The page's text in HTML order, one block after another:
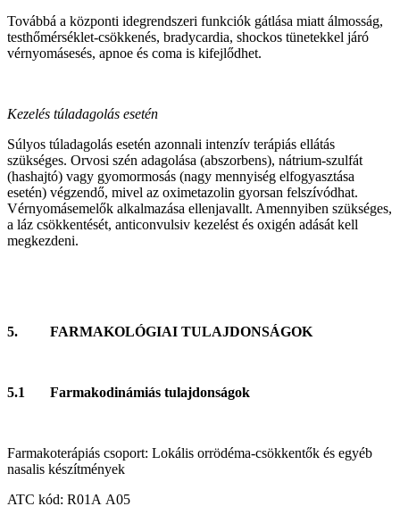
Továbbá a központi idegrendszeri funkciók gátlása miatt álmosság,
testhőmérséklet‑csökkenés, bradycardia, shockos tünetekkel járó
vérnyomásesés, apnoe és coma is kifejlődhet.
Kezelés túladagolás esetén
Súlyos túladagolás esetén azonnali intenzív terápiás ellátás
szükséges. Orvosi szén adagolása (abszorbens), nátrium-szulfát
(hashajtó) vagy gyomormosás (nagy mennyiség elfogyasztása
esetén) végzendő, mivel az oximetazolin gyorsan felszívódhat.
Vérnyomásemelők alkalmazása ellenjavallt. Amennyiben szükséges,
a láz csökkentését, anticonvulsiv kezelést és oxigén adását kell
megkezdeni.
5. FARMAKOLÓGIAI TULAJDONSÁGOK
5.1 Farmakodinámiás tulajdonságok
Farmakoterápiás csoport: Lokális orrödéma‑csökkentők és egyéb
nasalis készítmények
ATC kód: R01A A05